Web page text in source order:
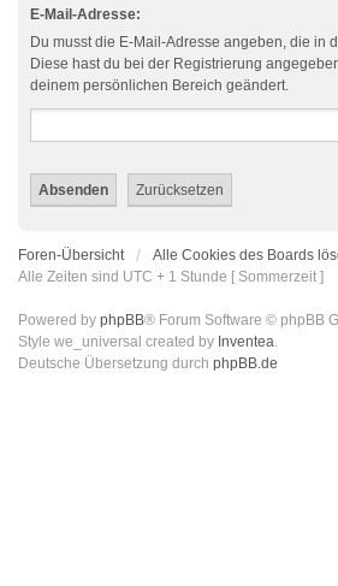
E-Mail-Adresse:
Du musst die E-Mail-Adresse angeben, die in
Diese hast du bei der Registrierung
deinem persönlichen Bereich geändert.
Foren-Übersicht
Alle Cookies des Boards
Alle Zeiten sind UTC + 1 Stunde [ Sommerzeit ]
Powered by phpBB® Forum Software © phpBB
Style we_universal created by Inventea.
Deutsche Übersetzung durch phpBB.de